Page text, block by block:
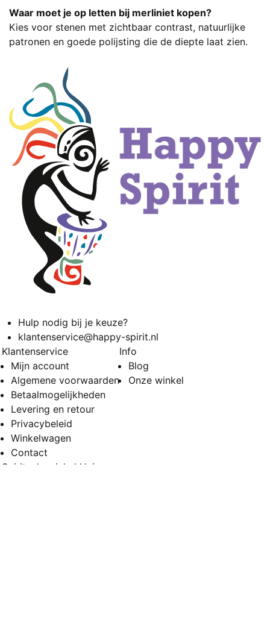
Waar moet je op letten bij merliniet kopen?
Kies voor stenen met zichtbaar contrast, natuurlijke
patronen en goede polijsting die de diepte laat zien.
Hulp nodig bij je keuze?
klantenservice@happy-spirit.nl
Klantenservice
Mijn account
Algemene voorwaarden
Betaalmogelijkheden
Levering en retour
Privacybeleid
Winkelwagen
Contact
Info
Blog
Onze winkel
Spirituele winkel Huissen